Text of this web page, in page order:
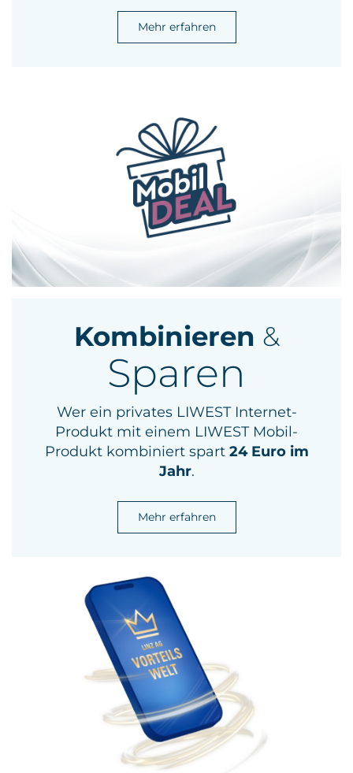
Mehr erfahren
Kombinieren &
Sparen
Wer ein privates LIWEST Internet-
Produkt mit einem LIWEST Mobil-
Produkt kombiniert spart 24 Euro im
Jahr.
Mehr erfahren